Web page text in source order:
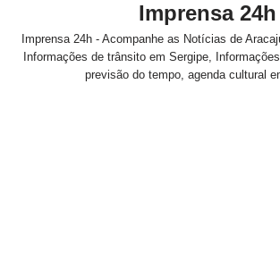
Imprensa 24h
Imprensa 24h - Acompanhe as Notícias de
Informações de trânsito em Sergipe,
previsão do tempo, agenda cultural